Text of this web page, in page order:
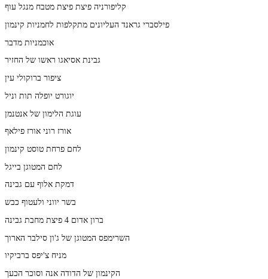
קליפורניה פיצת פיצת מטבח מנגל עוף
פילסברי גראנד העליונים מתקלפות לחמניות קינמון
אוכמניות מדבר
גבינת אסיאגו ראשו של החזיר
ציפור ברוקולי עין
יוגורט יופלה תות וניל
עוגת הלימון של אנטנמן
אורז רוני אורז פילאף
לחם פרחת טוסט קינמון
לחם המטוגן בייגל
דמקת אלוף עם גבינה
בשר יווני ולעטוף כבש
ברון אדום 4 פיצת מחבת גבינה
השרימפס המטוגן של ג'ון סילבר הארוך
מניח צ'יפס ברביקיו
הקינמון של הדודה אנה וסוכר הכעך